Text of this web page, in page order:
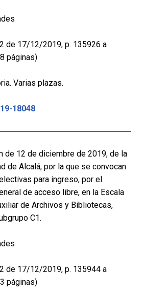
de 17/12/2019, p. 135926 a
páginas)
Varias plazas.
18048
de 12 de diciembre de 2019, de la
de Alcalá, por la que se convocan
para ingreso, por el
de acceso libre, en la Escala
de Archivos y Bibliotecas,
C1.
de 17/12/2019, p. 135944 a
páginas)